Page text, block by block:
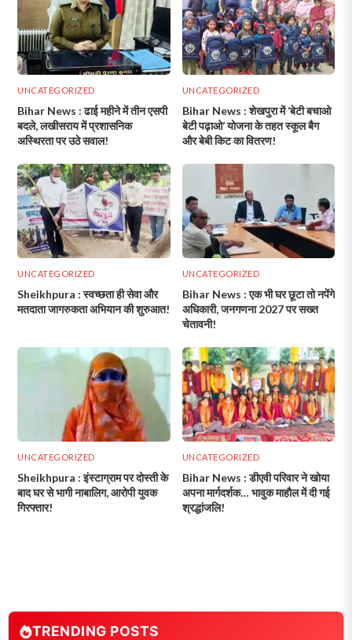
UNCATEGORIZED
Bihar News : ढाई महीने में तीन एसपी
बदले, लखीसराय में प्रशासनिक
अस्थिरता पर उठे सवाल!
UNCATEGORIZED
Bihar News : शेखपुरा में ‘बेटी बचाओ
बेटी पढ़ाओ’ योजना के तहत स्कूल बैग
और बेबी किट का वितरण!
UNCATEGORIZED
Sheikhpura : स्वच्छता ही सेवा और
मतदाता जागरुकता अभियान की शुरुआत!
UNCATEGORIZED
Bihar News : एक भी घर छूटा तो नपेंगे
अधिकारी, जनगणना 2027 पर सख्त
चेतावनी!
UNCATEGORIZED
Sheikhpura : इंस्टाग्राम पर दोस्ती के
बाद घर से भागी नाबालिग, आरोपी युवक
गिरफ्तार!
UNCATEGORIZED
Bihar News : डीएवी परिवार ने खोया
अपना मार्गदर्शक… भावुक माहौल में दी गई
श्रद्धांजलि!
TRENDING POSTS